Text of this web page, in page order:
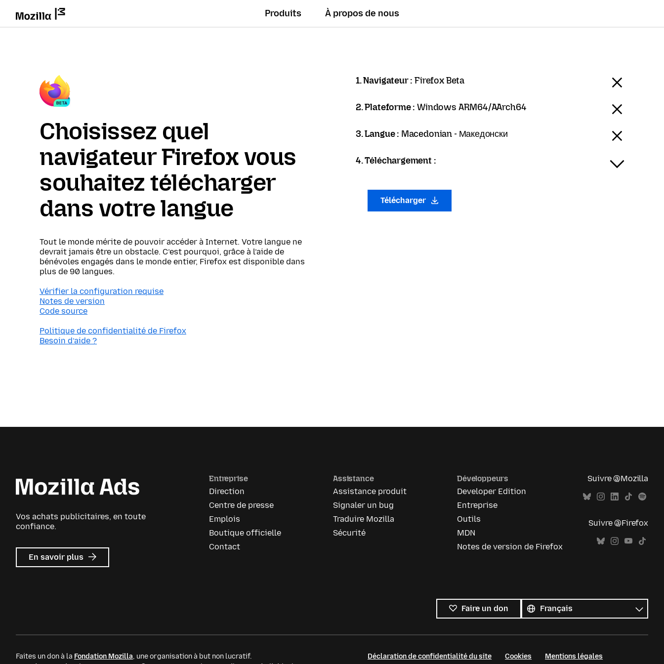
Produits À propos de nous
Choisissez quel
navigateur Firefox vous
souhaitez télécharger
dans votre langue
Tout le monde mérite de pouvoir accéder à Internet. Votre langue ne
devrait jamais être un obstacle. C’est pourquoi, grâce à l’aide de
bénévoles engagés dans le monde entier, Firefox est disponible dans
plus de 90 langues.
Vérifier la configuration requise
Notes de version
Code source
Politique de confidentialité de Firefox
Besoin d’aide ?
1. Navigateur :Firefox Beta
2. Plateforme :Windows ARM64/AArch64
3. Langue : Macedonian - Македонски
4. Téléchargement :
Télécharger
Vos achats publicitaires, en toute
confiance.
En savoir plus sur
Mozilla
Entreprise
Direction
Centre de presse
Emplois
Boutique officielle
Contact
Assistance
Assistance produit
Signaler un bug
Traduire Mozilla
Sécurité
Développeurs
Developer Edition
Entreprise
Outils
MDN
Notes de version de Firefox
Suivre @Mozilla
Suivre @Firefox
Faire un don
les
langues
Langue
Faites un don à la Fondation Mozilla, une organisation à but non lucratif.
Déclaration de confidentialité du site Cookies Mentions légales